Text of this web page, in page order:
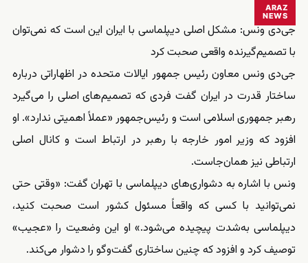
ARAZ
NEWS
جی‌دی ونس: مشکل اصلی دیپلماسی با ایران این است که نمی‌توان
با تصمیم‌گیرنده واقعی صحبت کرد
جی‌دی ونس معاون رئیس جمهور ایالات متحده در اظهاراتی درباره
ساختار قدرت در ایران گفت فردی که تصمیم‌های اصلی را می‌گیرد
رهبر جمهوری اسلامی است و رئیس‌جمهور «عملاً اهمیتی ندارد». او
افزود که وزیر امور خارجه با رهبر در ارتباط است و کانال اصلی
ارتباطی نیز همان‌جاست.
ونس با اشاره به دشواری‌های دیپلماسی با تهران گفت: «وقتی حتی
نمی‌توانید با کسی که واقعاً مسئول کشور است صحبت کنید،
دیپلماسی به‌شدت پیچیده می‌شود.» او این وضعیت را «عجیب»
توصیف کرد و افزود که چنین ساختاری گفت‌وگو را دشوار می‌کند.